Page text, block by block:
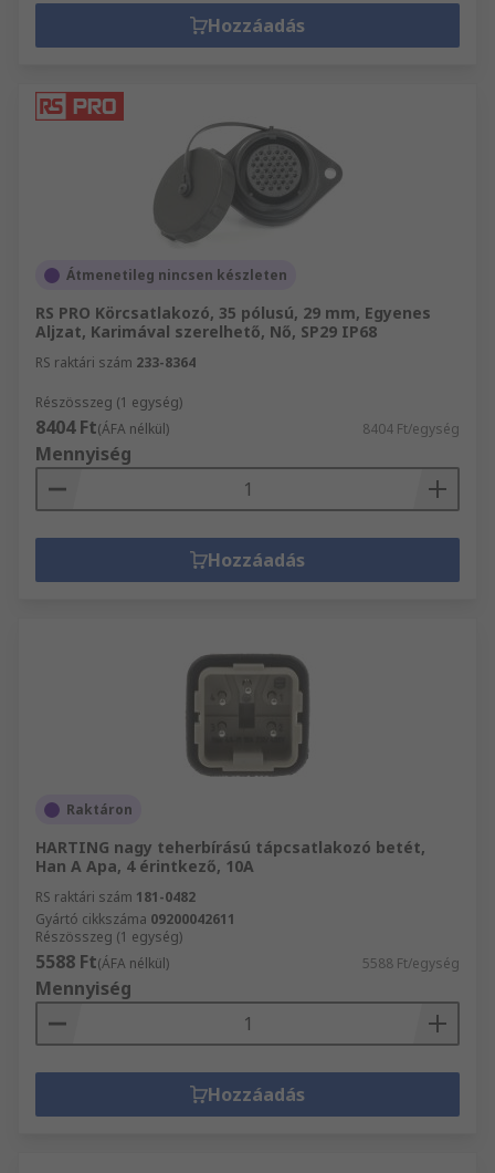
Hozzáadás
Átmenetileg nincsen készleten
RS PRO Körcsatlakozó, 35 pólusú, 29 mm, Egyenes
Aljzat, Karimával szerelhető, Nő, SP29 IP68
RS raktári szám 233-8364
Részösszeg (1 egység)
8404 Ft(ÁFA nélkül) 8404 Ft/egység
Mennyiség
Hozzáadás
Raktáron
HARTING nagy teherbírású tápcsatlakozó betét,
Han A Apa, 4 érintkező, 10A
RS raktári szám 181-0482
Gyártó cikkszáma 09200042611
Részösszeg (1 egység)
5588 Ft(ÁFA nélkül) 5588 Ft/egység
Mennyiség
Hozzáadás